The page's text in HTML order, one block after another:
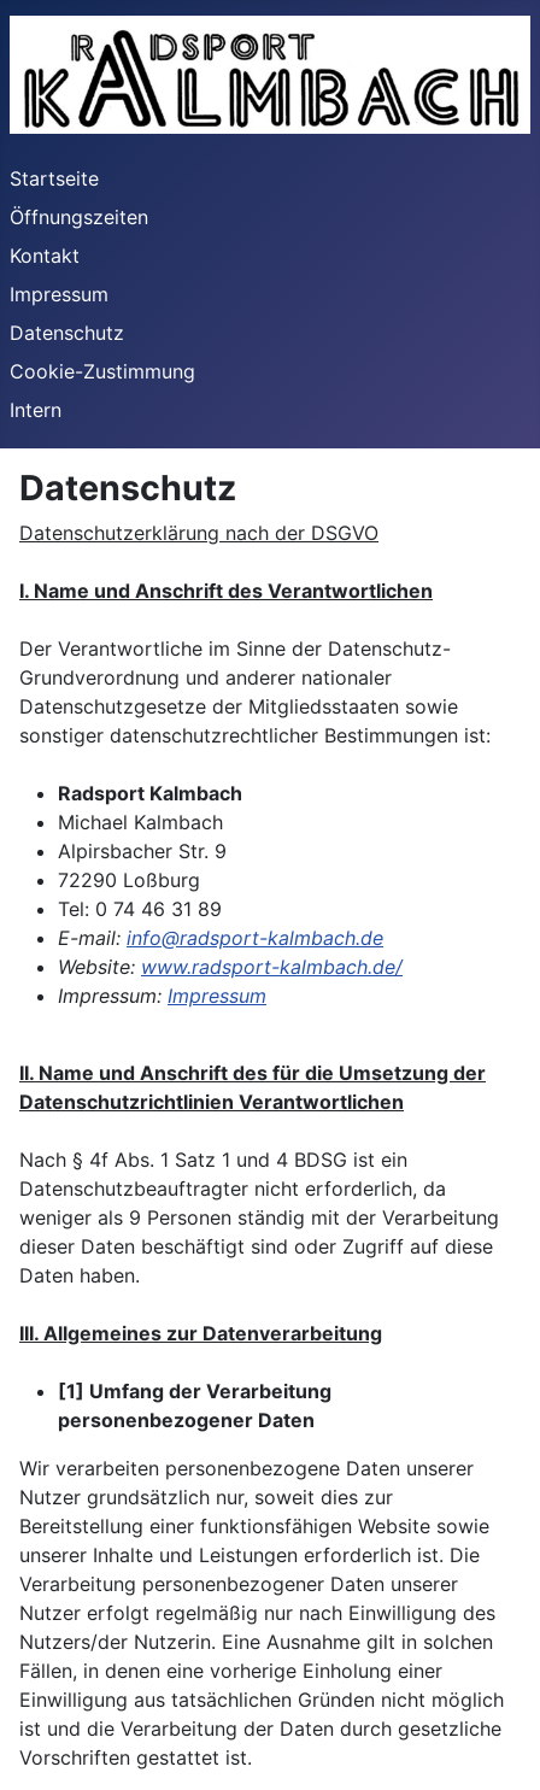
Startseite
Öffnungszeiten
Kontakt
Impressum
Datenschutz
Cookie-Zustimmung
Intern
Datenschutz
Datenschutzerklärung nach der DSGVO
I. Name und Anschrift des Verantwortlichen
Der Verantwortliche im Sinne der Datenschutz-
Grundverordnung und anderer nationaler
Datenschutzgesetze der Mitgliedsstaaten sowie
sonstiger datenschutzrechtlicher Bestimmungen ist:
Radsport Kalmbach
Michael Kalmbach
Alpirsbacher Str. 9
72290 Loßburg
Tel: 0 74 46 31 89
E-mail: info@radsport-kalmbach.de
Website: www.radsport-kalmbach.de/
Impressum: Impressum
II. Name und Anschrift des für die Umsetzung der
Datenschutzrichtlinien Verantwortlichen
Nach § 4f Abs. 1 Satz 1 und 4 BDSG ist ein
Datenschutzbeauftragter nicht erforderlich, da
weniger als 9 Personen ständig mit der Verarbeitung
dieser Daten beschäftigt sind oder Zugriff auf diese
Daten haben.
III. Allgemeines zur Datenverarbeitung
[1] Umfang der Verarbeitung
personenbezogener Daten
Wir verarbeiten personenbezogene Daten unserer
Nutzer grundsätzlich nur, soweit dies zur
Bereitstellung einer funktionsfähigen Website sowie
unserer Inhalte und Leistungen erforderlich ist. Die
Verarbeitung personenbezogener Daten unserer
Nutzer erfolgt regelmäßig nur nach Einwilligung des
Nutzers/der Nutzerin. Eine Ausnahme gilt in solchen
Fällen, in denen eine vorherige Einholung einer
Einwilligung aus tatsächlichen Gründen nicht möglich
ist und die Verarbeitung der Daten durch gesetzliche
Vorschriften gestattet ist.